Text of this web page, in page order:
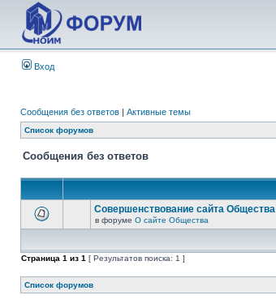
Вход
Сообщения без ответов | Активные темы
Список форумов
Сообщения без ответов
Совершенствование сайта Общества
в форуме О сайте Общества
Страница 1 из 1 [ Результатов поиска: 1 ]
Список форумов